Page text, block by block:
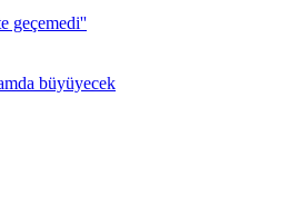
geçemedi''
büyüyecek